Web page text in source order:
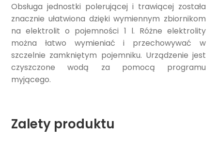
Obsługa jednostki polerującej i trawiącej została
znacznie ułatwiona dzięki wymiennym zbiornikom
na elektrolit o pojemności 1 l. Różne elektrolity
można łatwo wymieniać i przechowywać w
szczelnie zamkniętym pojemniku. Urządzenie jest
czyszczone wodą za pomocą programu
myjącego.
Zalety produktu